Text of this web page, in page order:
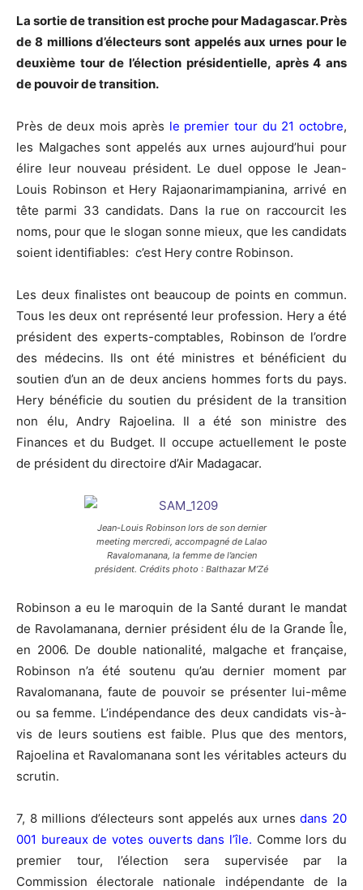
La sortie de transition est proche pour Madagascar. Près
de 8 millions d’électeurs sont appelés aux urnes pour le
deuxième tour de l’élection présidentielle, après 4 ans
de pouvoir de transition.
Près de deux mois après le premier tour du 21 octobre,
les Malgaches sont appelés aux urnes aujourd’hui pour
élire leur nouveau président. Le duel oppose le Jean-
Louis Robinson et Hery Rajaonarimampianina, arrivé en
tête parmi 33 candidats. Dans la rue on raccourcit les
noms, pour que le slogan sonne mieux, que les candidats
soient identifiables: c’est Hery contre Robinson.
Les deux finalistes ont beaucoup de points en commun.
Tous les deux ont représenté leur profession. Hery a été
président des experts-comptables, Robinson de l’ordre
des médecins. Ils ont été ministres et bénéficient du
soutien d’un an de deux anciens hommes forts du pays.
Hery bénéficie du soutien du président de la transition
non élu, Andry Rajoelina. Il a été son ministre des
Finances et du Budget. Il occupe actuellement le poste
de président du directoire d’Air Madagacar.
Jean-Louis Robinson lors de son dernier
meeting mercredi, accompagné de Lalao
Ravalomanana, la femme de l’ancien
président. Crédits photo : Balthazar M’Zé
Robinson a eu le maroquin de la Santé durant le mandat
de Ravolamanana, dernier président élu de la Grande Île,
en 2006. De double nationalité, malgache et française,
Robinson n’a été soutenu qu’au dernier moment par
Ravalomanana, faute de pouvoir se présenter lui-même
ou sa femme. L’indépendance des deux candidats vis-à-
vis de leurs soutiens est faible. Plus que des mentors,
Rajoelina et Ravalomanana sont les véritables acteurs du
scrutin.
7, 8 millions d’électeurs sont appelés aux urnesdans 20
001 bureaux de votes ouverts dans l’île. Comme lors du
premier tour, l’élection sera supervisée par la
Commission électorale nationale indépendante de la